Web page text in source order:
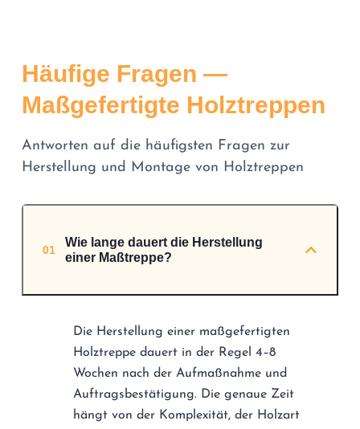
Häufige Fragen —
Maßgefertigte Holztreppen
Antworten auf die häufigsten Fragen zur
Herstellung und Montage von Holztreppen
01
Wie lange dauert die Herstellung
einer Maßtreppe?
Die Herstellung einer maßgefertigten
Holztreppe dauert in der Regel 4–8
Wochen nach der Aufmaßnahme und
Auftragsbestätigung. Die genaue Zeit
hängt von der Komplexität, der Holzart